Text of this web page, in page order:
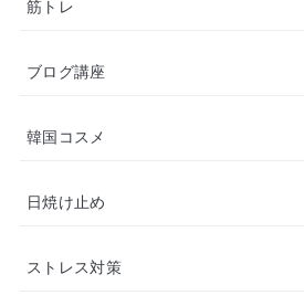
筋トレ
ブログ講座
韓国コスメ
日焼け止め
ストレス対策